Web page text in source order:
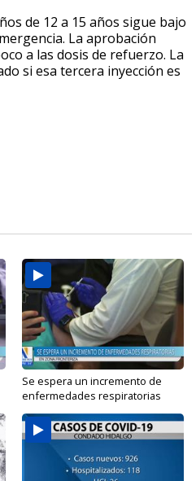
de 12 a 15 años sigue bajo
La aprobación
a las dosis de refuerzo. La
si esa tercera inyección es
Se espera un incremento de
enfermedades respiratorias